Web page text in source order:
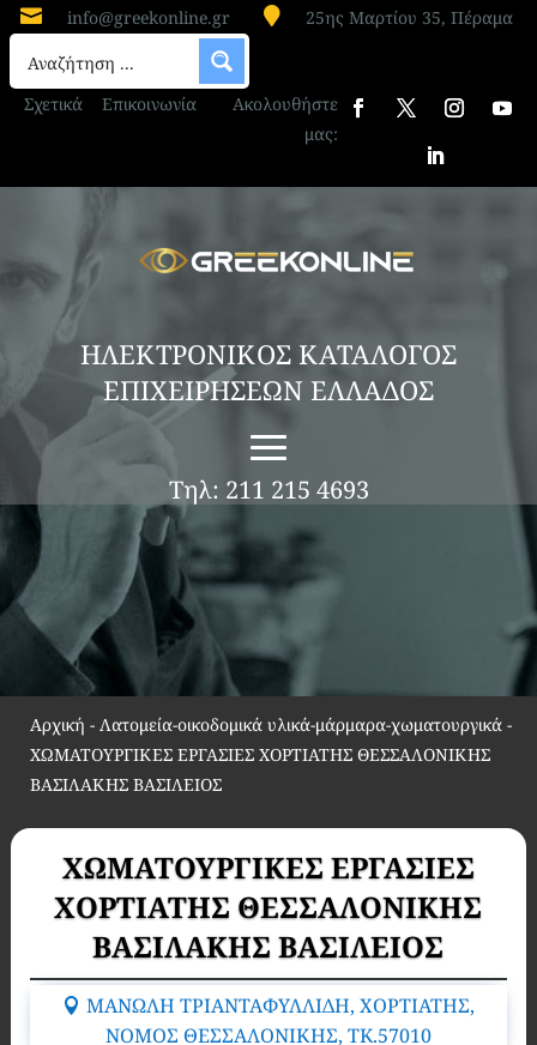
 info@greekonline.gr  25ης Μαρτίου 35, Πέραμα
Σχετικά Επικοινωνία
Ακολουθήστε
μας:
ΗΛΕΚΤΡΟΝΙΚΟΣ ΚΑΤΑΛΟΓΟΣ
ΕΠΙΧΕΙΡΗΣΕΩΝ ΕΛΛΑΔΟΣ
Τηλ: 211 215 4693
Αρχική - Λατομεία-οικοδομικά υλικά-μάρμαρα-χωματουργικά-
ΧΩΜΑΤΟΥΡΓΙΚΕΣ ΕΡΓΑΣΙΕΣ ΧΟΡΤΙΑΤΗΣ ΘΕΣΣΑΛΟΝΙΚΗΣ
ΒΑΣΙΛΑΚΗΣ ΒΑΣΙΛΕΙΟΣ
ΧΩΜΑΤΟΥΡΓΙΚΕΣ ΕΡΓΑΣΙΕΣ
ΧΟΡΤΙΑΤΗΣ ΘΕΣΣΑΛΟΝΙΚΗΣ
ΒΑΣΙΛΑΚΗΣ ΒΑΣΙΛΕΙΟΣ
ΜΑΝΩΛΗ ΤΡΙΑΝΤΑΦΥΛΛΙΔΗ, ΧΟΡΤΙΑΤΗΣ,
ΝΟΜΟΣ ΘΕΣΣΑΛΟΝΙΚΗΣ, TK.57010